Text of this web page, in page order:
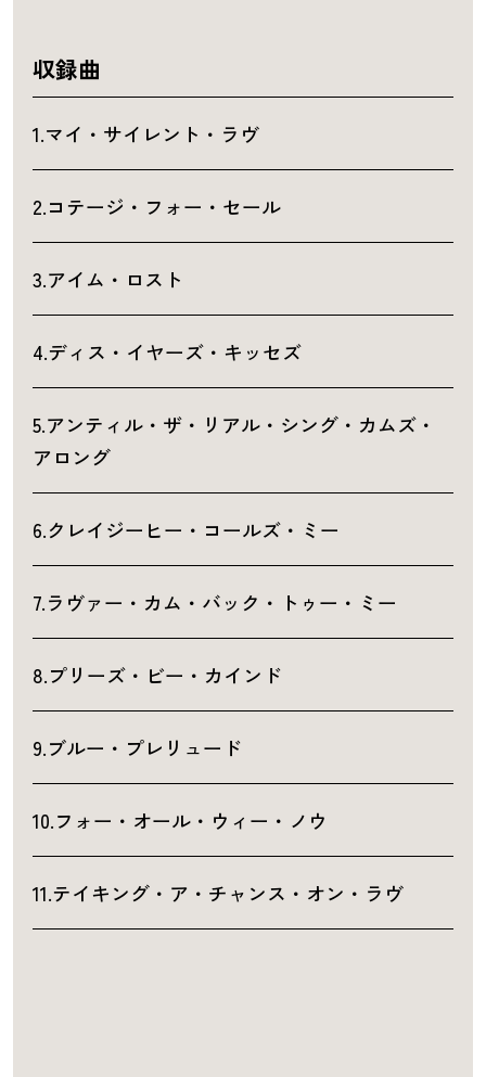
収録曲
1.マイ・サイレント・ラヴ
2.コテージ・フォー・セール
3.アイム・ロスト
4.ディス・イヤーズ・キッセズ
5.アンティル・ザ・リアル・シング・カムズ・
アロング
6.クレイジーヒー・コールズ・ミー
7.ラヴァー・カム・バック・トゥー・ミー
8.プリーズ・ビー・カインド
9.ブルー・プレリュード
10.フォー・オール・ウィー・ノウ
11.テイキング・ア・チャンス・オン・ラヴ